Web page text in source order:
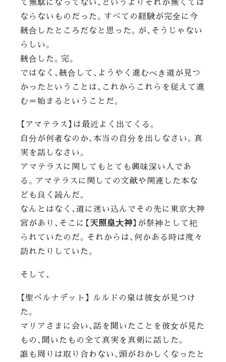
ならないものだった。すべての経験が完全に今
統合したところだなと思った。が、そうじゃない
らしい。
統合した。完。
ではなく、統合して、ようやく進むべき道が見つ
かったということは、これからこれらを従えて進
む＝始まるということだ。
【アマテラス】は最近よく出てくる。
自分が何者なのか、本当の自分を出しなさい。真
実を話しなさい。
アマテラスに関してもとても興味深い人であ
る。アマテラスに関しての文献や関連した本な
ども良く読んだ。
なんとはなく、道に迷い込んでその先に東京大神
宮があり、そこに【天照皇大神】が祭神として祀
られていたのだ。それからは、何かある時は度々
訪れたりしていた。
そして、
【聖ベルナデット】 ルルドの泉は彼女が見つけ
た。
マリアさまに会い、話を聞いたことを彼女が見た
もの、聞いたもの全て真実を真剣に話した。
誰も周りは取り合わない、頭がおかしくなったと